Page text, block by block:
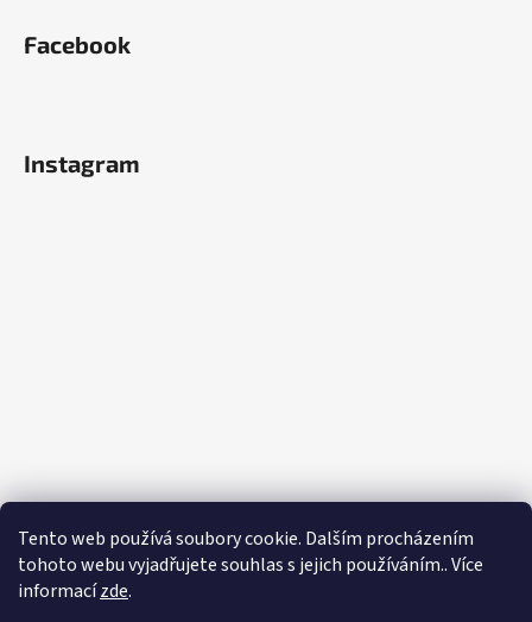
Tento web používá soubory cookie. Dalším procházením
tohoto webu vyjadřujete souhlas s jejich používáním.. Více
informacízde.
Facebook
Instagram